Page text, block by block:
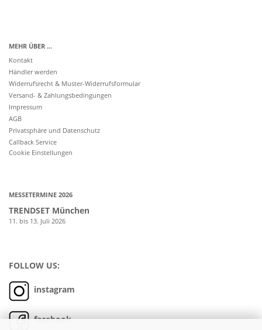
MEHR ÜBER ...
Kontakt
Händler werden
Widerrufsrecht & Muster-Widerrufsformular
Versand- & Zahlungsbedingungen
Impressum
AGB
Privatsphäre und Datenschutz
Callback Service
Cookie Einstellungen
MESSETERMINE 2026
TRENDSET München
11. bis 13. Juli 2026
FOLLOW US:
instagram
facebook